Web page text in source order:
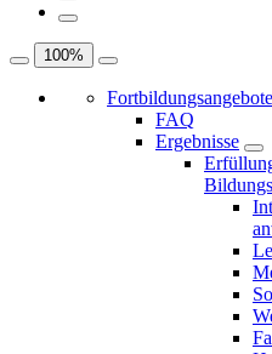
100%
Fortbildungsangebote
FAQ
Ergebnisse